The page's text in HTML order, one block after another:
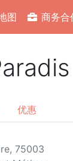
图 商务合
优惠
75003